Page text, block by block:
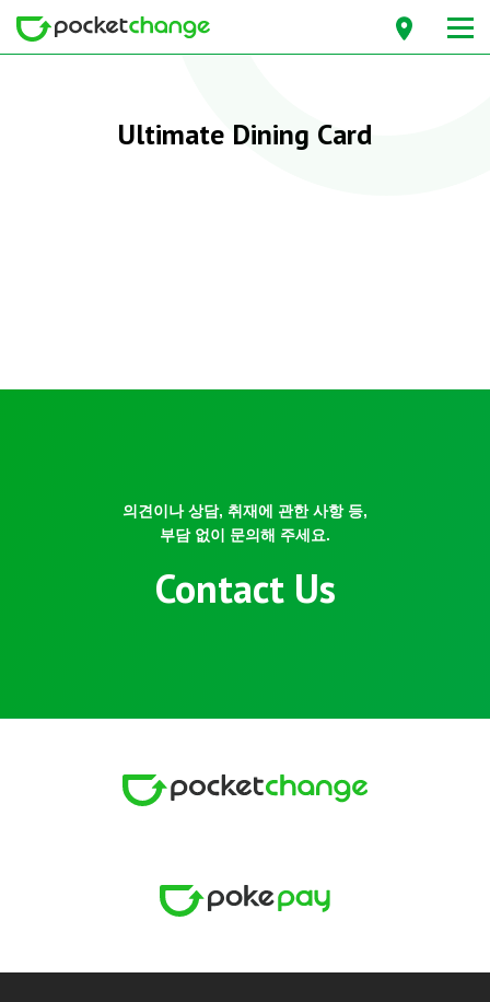
Ultimate Dining Card
의견이나 상담, 취재에 관한 사항 등,
부담 없이 문의해 주세요.
Contact Us